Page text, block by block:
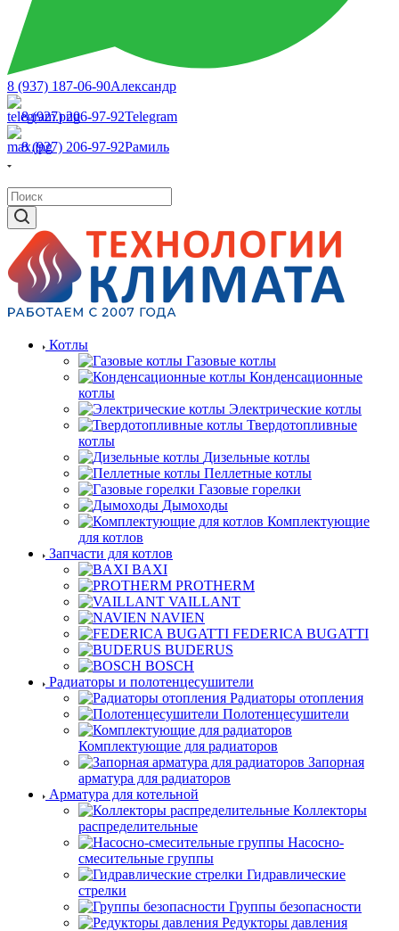
8 (937) 187-06-90Александр
8 (927) 206-97-92Telegram
8 (927) 206-97-92Рамиль
Котлы
Газовые котлы
Конденсационные
котлы
Электрические котлы
Твердотопливные
котлы
Дизельные котлы
Пеллетные котлы
Газовые горелки
Дымоходы
Комплектующие
для котлов
Запчасти для котлов
BAXI
PROTHERM
VAILLANT
NAVIEN
FEDERICA BUGATTI
BUDERUS
BOSCH
Радиаторы и полотенцесушители
Радиаторы отопления
Полотенцесушители
Комплектующие для радиаторов
Запорная
арматура для радиаторов
Арматура для котельной
Коллекторы
распределительные
Насосно-
смесительные группы
Гидравлические
стрелки
Группы безопасности
Редукторы давления